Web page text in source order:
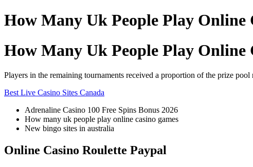
How Many Uk People Play Online
How Many Uk People Play Online
Players in the remaining tournaments received a proportion of the prize
Best Live Casino Sites Canada
Adrenaline Casino 100 Free Spins Bonus 2026
How many uk people play online casino games
New bingo sites in australia
Online Casino Roulette Paypal